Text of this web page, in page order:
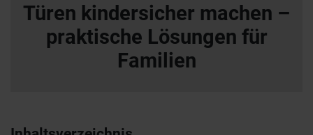
Türen kindersicher machen –
praktische Lösungen für
Familien